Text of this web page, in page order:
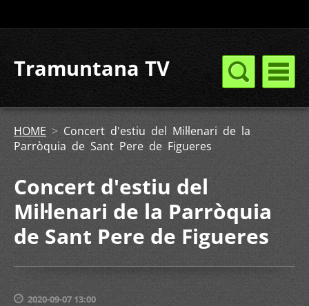
Tramuntana TV
HOME > Concert d'estiu del Mil·lenari de la
Parròquia de Sant Pere de Figueres
Concert d'estiu del
Mil·lenari de la Parròquia
de Sant Pere de Figueres
2020-09-07 13:00